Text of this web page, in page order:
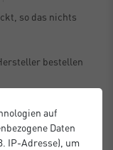
so das nichts
bestellen
auf
Daten
IP-Adresse), um